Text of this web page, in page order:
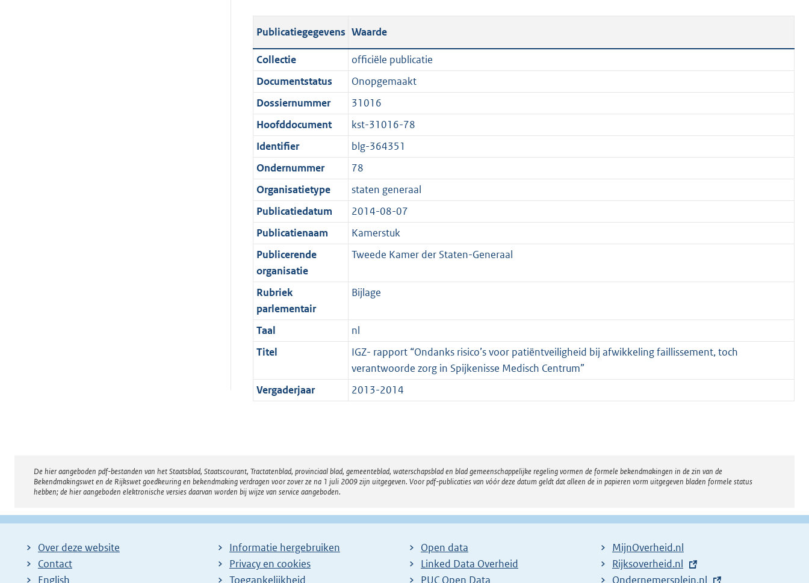
l
i
c
a
t
i
e
i
n
f
o
r
m
a
t
o
t
t
e
:
2
2
0
K
b
t
a
n
d
s
r
o
o
t
e
:
1
K
b
s
a
n
d
g
r
o
t
t
e
:
1
K
Publicatiegegevens Waarde
Collectie
officiële publicatie
Documentstatus
Onopgemaakt
Dossiernummer
31016
Hoofddocument
kst-31016-78
Identifier
blg-364351
Ondernummer
78
Organisatietype
staten generaal
Publicatiedatum
2014-08-07
Publicatienaam
Kamerstuk
Publicerende
organisatie
Tweede Kamer der Staten-Generaal
Rubriek
parlementair
Bijlage
Taal
nl
Titel
IGZ- rapport “Ondanks risico’s voor patiëntveiligheid bij afwikkeling faillissement, toch
verantwoorde zorg in Spijkenisse Medisch Centrum”
Vergaderjaar
2013-2014
Disclaimer
De hier aangeboden pdf-bestanden van het Staatsblad, Staatscourant, Tractatenblad, provinciaal blad, gemeenteblad, waterschapsblad en blad gemeenschappelijke regeling vormen de formele bekendmakingen in de zin van de
Bekendmakingswet en de Rijkswet goedkeuring en bekendmaking verdragen voor zover ze na 1 juli 2009 zijn uitgegeven. Voor pdf-publicaties van vóór deze datum geldt dat alleen de in papieren vorm uitgegeven bladen formele status
hebben; de hier aangeboden elektronische versies daarvan worden bij wijze van service aangeboden.
Over deze website
Contact
English
Informatie hergebruiken
Privacy en cookies
Toegankelijkheid
Open data
Linked Data Overheid
PUC Open Data
MijnOverheid.nl
E
x
Rijksoverheid.nl
E
Ondernemersplein.nl